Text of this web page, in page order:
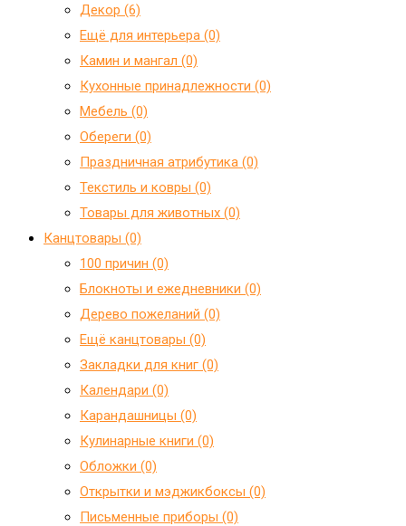
Декор (6)
Ещё для интерьера (0)
Камин и мангал (0)
Кухонные принадлежности (0)
Мебель (0)
Обереги (0)
Праздничная атрибутика (0)
Текстиль и ковры (0)
Товары для животных (0)
Канцтовары (0)
100 причин (0)
Блокноты и ежедневники (0)
Дерево пожеланий (0)
Ещё канцтовары (0)
Закладки для книг (0)
Календари (0)
Карандашницы (0)
Кулинарные книги (0)
Обложки (0)
Открытки и мэджикбоксы (0)
Письменные приборы (0)